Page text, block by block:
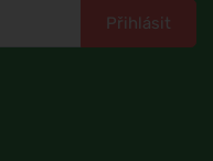
Přihlásit